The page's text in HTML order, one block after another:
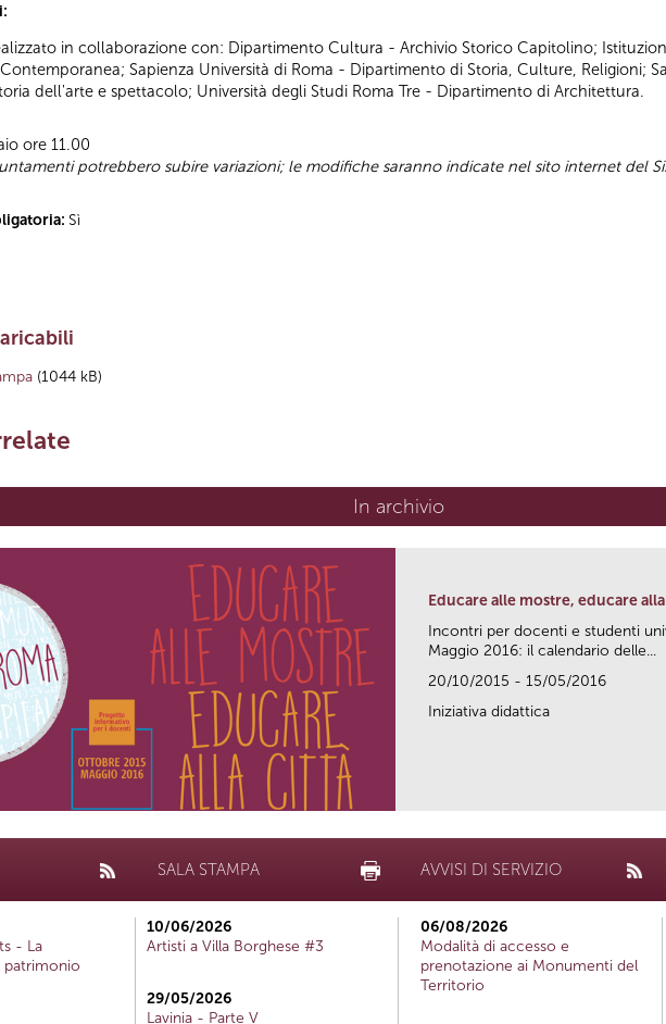
in collaborazione con: Dipartimento Cultura - Archivio Storico Capitolino;
Sapienza Università di Roma - Dipartimento di Storia, Culture, Religioni;
dell'arte e spettacolo; Università degli Studi Roma Tre - Dipartimento di Architettura.
ore 11.00
potrebbero subire variazioni; le modifiche saranno indicate nel sito internet del
Sì
(1044 kB)
In archivio
Educare alle mostre, educare
Incontri per docenti e studenti
Maggio 2016: il calendario delle...
20/10/2015 - 15/05/2016
Iniziativa didattica
- La
patrimonio
SALA STAMPA
10/06/2026
Artisti a Villa Borghese #3
29/05/2026
Lavinia - Parte V
AVVISI DI SERVIZIO
06/08/2026
Modalità di accesso e
prenotazione ai Monumenti del
Territorio